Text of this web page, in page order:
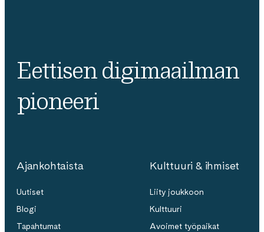
Eettisen digimaailman
pioneeri
Ajankohtaista
Uutiset
Blogi
Tapahtumat
Kulttuuri & ihmiset
Liity joukkoon
Kulttuuri
Avoimet työpaikat